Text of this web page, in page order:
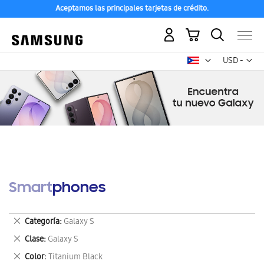
Aceptamos las principales tarjetas de crédito.
USD -
dólar
Mi carrito
Smartphones
Categoría Galaxy S
Eliminar
este
artículo
Clase Galaxy S
Eliminar
este
Color Titanium Black
Eliminar